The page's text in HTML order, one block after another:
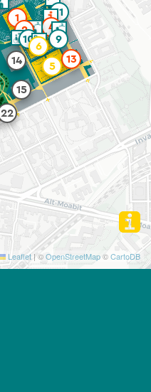
1
2
4
5
6
9
10
11
13
14
15
22
Leaflet | ©OpenStreetMap©CartoDB